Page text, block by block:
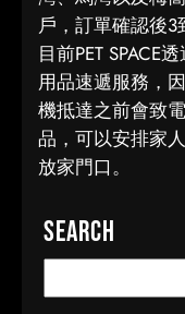
戶，訂單確認後
目前PET SPACE
用品速遞服務，
機抵達之前會致
品，可以安排家
放家門口。
Search
e